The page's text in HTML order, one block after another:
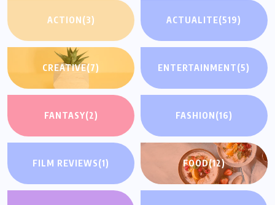
ACTION (3) ACTUALITE(519)
CREATIVE(7) ENTERTAINMENT(5)
FANTASY(2) FASHION (16)
FILM REVIEWS(1) FOOD(12)